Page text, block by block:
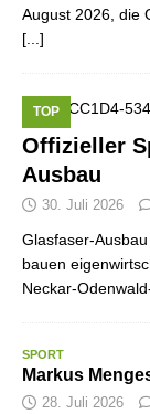
August 2026, die
[...]
Offizieller
Ausbau
TOP
30. Juli 2026
Glasfaser-
bauen
Neckar-
SPORT
Markus
28. Juli 2026